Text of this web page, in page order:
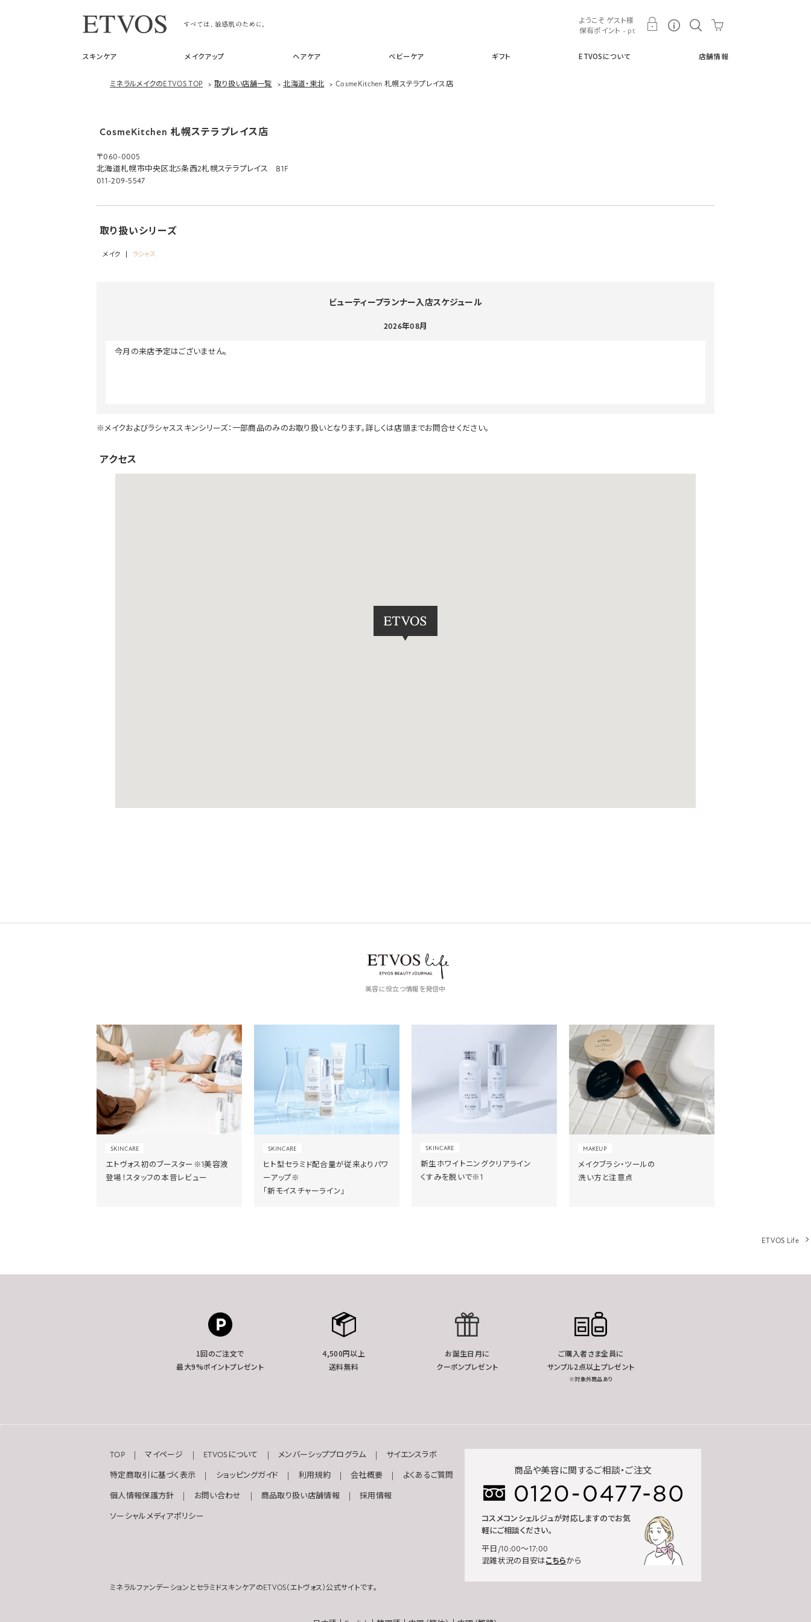
スキンケア メイクアップ ヘアケア ベビーケア ギフト ETVOSについて 店舗情報
ようこそ ゲスト様
保有ポイント - pt
ミネラルメイクのETVOS TOP >取り扱い店舗一覧 >北海道・東北 >CosmeKitchen 札幌ステラプレイス店
CosmeKitchen 札幌ステラプレイス店
〒060-0005
北海道札幌市中央区北5条西2札幌ステラプレイス B1F
011-209-5547
取り扱いシリーズ
メイク ラシャス
ビューティープランナー入店スケジュール
2026年08月
今月の来店予定はございません。
※メイクおよびラシャススキンシリーズ：一部商品のみのお取り扱いとなります。詳しくは店頭までお問合せください。
アクセス
美容に役立つ情報を発信中
SKINCARE
エトヴォス初のブースター※1美容液
登場！スタッフの本音レビュー
SKINCARE
ヒト型セラミド配合量が従来よりパワ
ーアップ※
「新モイスチャーライン」
SKINCARE
新生ホワイトニングクリアライン
くすみを脱いで※1
MAKEUP
メイクブラシ・ツールの
洗い方と注意点
ETVOS Life
1回のご注文で
最大9%ポイントプレゼント
4,500円以上
送料無料
お誕生日月に
クーポンプレゼント
ご購入者さま全員に
サンプル2点以上プレゼント
※対象外商品あり
TOP マイページ ETVOSについて メンバーシッププログラム サイエンスラボ
特定商取引に基づく表示 ショッピングガイド 利用規約 会社概要 よくあるご質問
個人情報保護方針 お問い合わせ 商品取り扱い店舗情報 採用情報
ソーシャルメディアポリシー
ミネラルファンデーションとセラミドスキンケアのETVOS（エトヴォス）公式サイトです。
商品や美容に関するご相談・ご注文
コスメコンシェルジュが対応しますのでお気
軽にご相談ください。
平日/10:00～17:00
混雑状況の目安はこちらから